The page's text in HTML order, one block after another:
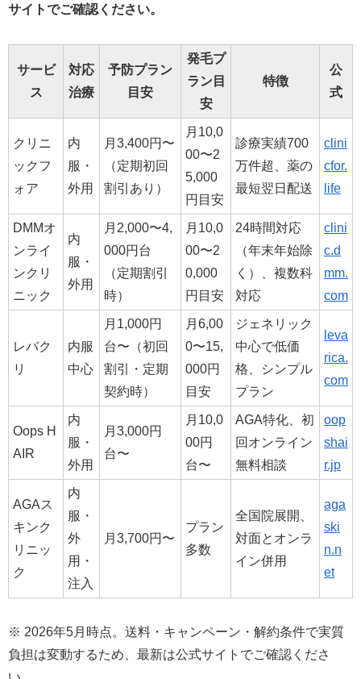
サイトでご確認ください。
サービ
ス
対応
治療
予防プラン
目安
発毛プ
ラン目
安
特徴
公
式
クリニ
ックフ
ォア
内
服・
外用
月3,400円〜
（定期初回
割引あり）
月10,0
00〜2
5,000
円目安
診療実績700
万件超、薬の
最短翌日配送
clini
cfor.
life
DMMオ
ンライ
ンクリ
ニック
内
服・
外用
月2,000〜4,
000円台
（定期割引
時）
月10,0
00〜2
0,000
円目安
24時間対応
（年末年始除
く）、複数科
対応
clini
c.d
mm.
com
レバク
リ
内服
中心
月1,000円
台〜（初回
割引・定期
契約時）
月6,00
0〜15,
000円
目安
ジェネリック
中心で低価
格、シンプル
プラン
leva
rica.
com
Oops H
AIR
内
服・
外用
月3,000円
台〜
月10,0
00円
台〜
AGA特化、初
回オンライン
無料相談
oop
shai
r.jp
AGAス
キンク
リニッ
ク
内
服・
外
用・
注入
月3,700円〜
プラン
多数
全国院展開、
対面とオンラ
イン併用
aga
ski
n.n
et
※ 2026年5月時点。送料・キャンペーン・解約条件で実質
負担は変動するため、最新は公式サイトでご確認くださ